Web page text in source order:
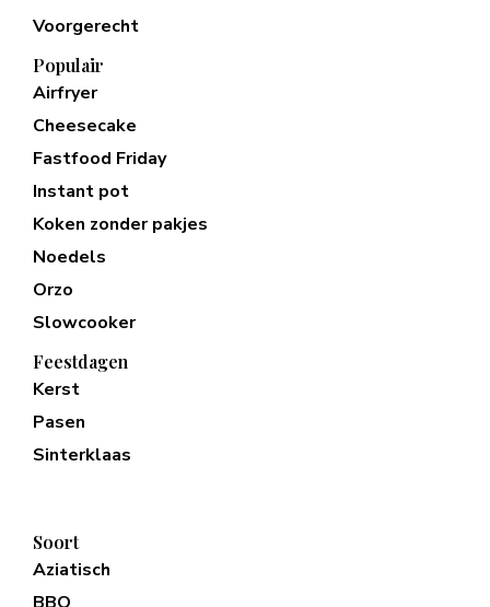
Voorgerecht
Populair
Airfryer
Cheesecake
Fastfood Friday
Instant pot
Koken zonder pakjes
Noedels
Orzo
Slowcooker
Feestdagen
Kerst
Pasen
Sinterklaas
Soort
Aziatisch